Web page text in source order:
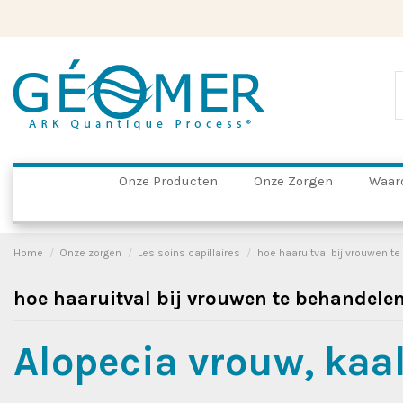
Onze Producten Onze Zorgen
Home Onze zorgen Les soins capillaires hoe haaruitval bij vrouwen
hoe haaruitval bij vrouwen te
Alopecia vrouw,